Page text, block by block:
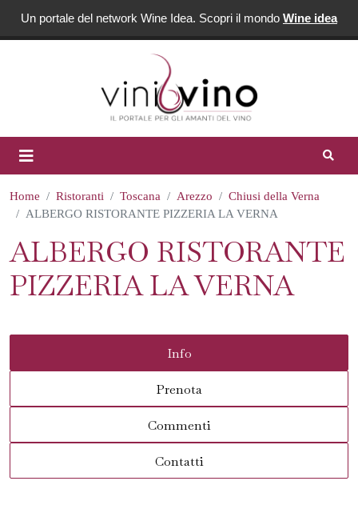
Un portale del network Wine Idea. Scopri il mondo Wine idea
Home Ristoranti Toscana Arezzo
Chiusi della Verna
ALBERGO RISTORANTE PIZZERIA LA VERNA
ALBERGO RISTORANTE
PIZZERIA LA VERNA
Info
Prenota
Commenti
Contatti